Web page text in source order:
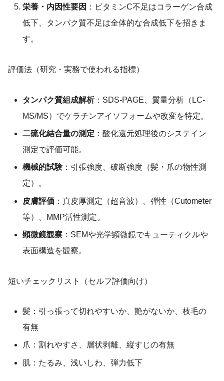
栄養・内因性要因 ：ビタミンC不足はコラーゲン合成
低下、タンパク質不足は全体的な合成低下を招きま
す。
評価法（研究・実務で使われる指標）
タンパク質組成解析：SDS-PAGE、質量分析（LC-
MS/MS）でケラチンアイソフォームや改変を特定。
二硫化結合量の測定 ：酸化還元処理後のシステイン
測定で評価可能。
機械的試験 ：引張強度、破断強度（髪・爪の物性測
定）。
皮膚評価 ：真皮厚測定（超音波）、弾性（Cutometer
等）、MMP活性測定。
顕微鏡観察 ：SEMや光学顕微鏡でキューティクルや
表面構造を観察。
短いチェックリスト（セルフ評価向け）
髪：引っ張って切れやすいか、艶がないか、枝毛の
有無
爪：割れやすさ、層状剥離、縦すじの有無
肌：たるみ、浅いしわ、弾力低下